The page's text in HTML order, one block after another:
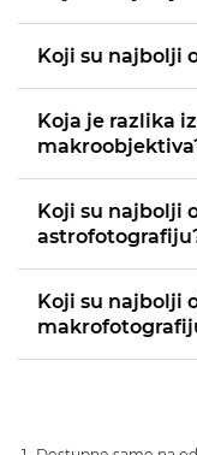
Koji su najbolji
Koja je razlika
Koji su najbolji
Koji su najbolji